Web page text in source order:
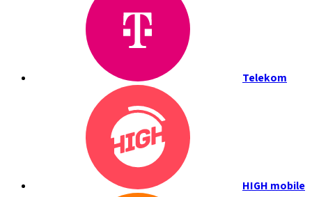
Telekom
HIGH mobile